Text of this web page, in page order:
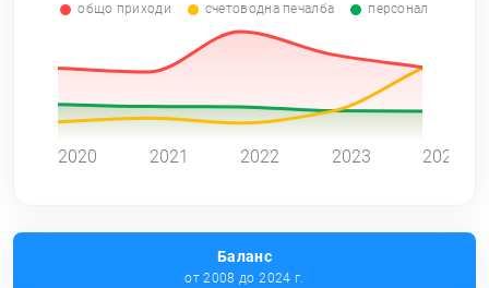
общо приходи счетоводна печалба персонал
2020 2021 2022 2023 2024
Баланс
от 2008 до 2024 г.